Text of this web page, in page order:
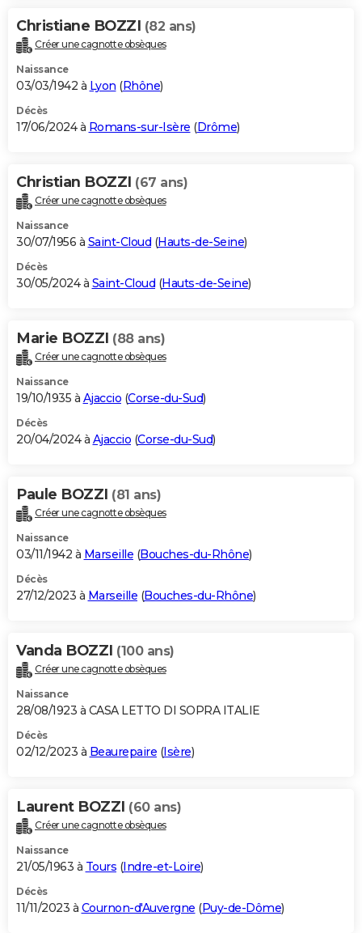
Christiane BOZZI (82 ans)
Créer une cagnotte obsèques
Naissance
03/03/1942 à Lyon (Rhône)
Décès
17/06/2024 à Romans-sur-Isère (Drôme)
Christian BOZZI (67 ans)
Créer une cagnotte obsèques
Naissance
30/07/1956 à Saint-Cloud (Hauts-de-Seine)
Décès
30/05/2024 à Saint-Cloud (Hauts-de-Seine)
Marie BOZZI (88 ans)
Créer une cagnotte obsèques
Naissance
19/10/1935 à Ajaccio (Corse-du-Sud)
Décès
20/04/2024 à Ajaccio (Corse-du-Sud)
Paule BOZZI (81 ans)
Créer une cagnotte obsèques
Naissance
03/11/1942 à Marseille (Bouches-du-Rhône)
Décès
27/12/2023 à Marseille (Bouches-du-Rhône)
Vanda BOZZI (100 ans)
Créer une cagnotte obsèques
Naissance
28/08/1923 à CASA LETTO DI SOPRA ITALIE
Décès
02/12/2023 à Beaurepaire (Isère)
Laurent BOZZI (60 ans)
Créer une cagnotte obsèques
Naissance
21/05/1963 à Tours (Indre-et-Loire)
Décès
11/11/2023 à Cournon-d'Auvergne (Puy-de-Dôme)